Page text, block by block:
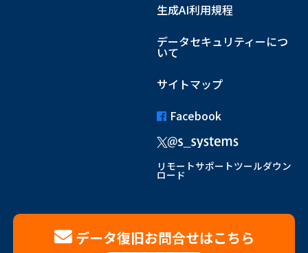
生成AI利用規程
データセキュリティーにつ
いて
サイトマップ
Facebook
リモートサポートツールダウン
ロード
データ復旧お問合せはこちら